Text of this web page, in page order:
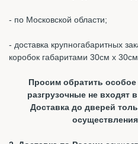
- по Московской области;
- доставка крупногабаритных
коробок габаритами 30см х
Просим обратить
разгрузочные не входят
Доставка до дверей